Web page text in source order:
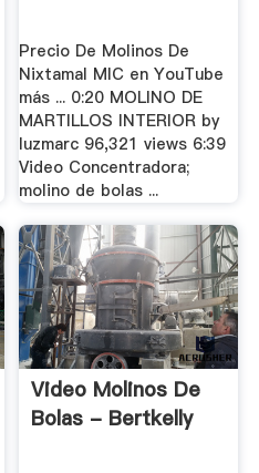
Precio De Molinos De
Nixtamal MIC en YouTube
más ... 0:20 MOLINO DE
MARTILLOS INTERIOR by
luzmarc 96,321 views 6:39
Video Concentradora;
molino de bolas ...
Video Molinos De
Bolas - Bertkelly